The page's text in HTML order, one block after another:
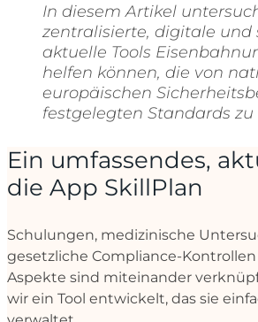
In diesem Artikel
zentralisierte, digitale und
aktuelle Tools
helfen können, die von
europäischen
festgelegten Standards zu
Ein umfassendes,
die App SkillPlan
Schulungen, medizinische
gesetzliche Compliance-Kontrollen
Aspekte sind miteinander
wir ein Tool entwickelt, das sie